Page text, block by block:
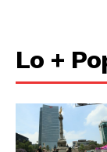
Lo +